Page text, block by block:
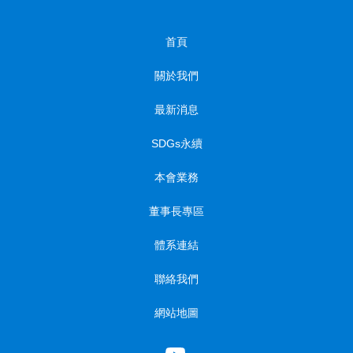
首頁
關於我們
最新消息
SDGs永續
本會業務
董事長專區
體系連結
聯絡我們
網站地圖